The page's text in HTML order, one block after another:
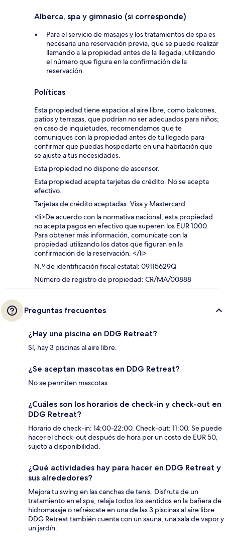
Alberca, spa y gimnasio (si corresponde)
Para el servicio de masajes y los tratamientos de spa es
necesaria una reservación previa, que se puede realizar
llamando a la propiedad antes de la llegada, utilizando
el número que figura en la confirmación de la
reservación.
Políticas
Esta propiedad tiene espacios al aire libre, como balcones,
patios y terrazas, que podrían no ser adecuados para niños;
en caso de inquietudes, recomendamos que te
comuniques con la propiedad antes de tu llegada para
confirmar que puedas hospedarte en una habitación que
se ajuste a tus necesidades.
Esta propiedad no dispone de ascensor.
Esta propiedad acepta tarjetas de crédito. No se acepta
efectivo.
Tarjetas de crédito aceptadas: Visa y Mastercard
<li>De acuerdo con la normativa nacional, esta propiedad
no acepta pagos en efectivo que superen los EUR 1000.
Para obtener más información, comunícate con la
propiedad utilizando los datos que figuran en la
confirmación de la reservación. </li>
N.º de identificación fiscal estatal: 09115629Q
Número de registro de propiedad: CR/MA/00888
Preguntas frecuentes
¿Hay una piscina en DDG Retreat?
Sí, hay 3 piscinas al aire libre.
¿Se aceptan mascotas en DDG Retreat?
No se permiten mascotas.
¿Cuáles son los horarios de check-in y check-out en
DDG Retreat?
Horario de check-in: 14:00-22:00. Check-out: 11:00. Se puede
hacer el check-out después de hora por un costo de EUR 50,
sujeto a disponibilidad.
¿Qué actividades hay para hacer en DDG Retreat y
sus alrededores?
Mejora tu swing en las canchas de tenis. Disfruta de un
tratamiento en el spa, relaja todos los sentidos en la bañera de
hidromasaje o refréscate en una de las 3 piscinas al aire libre.
DDG Retreat también cuenta con un sauna, una sala de vapor y
un jardín.